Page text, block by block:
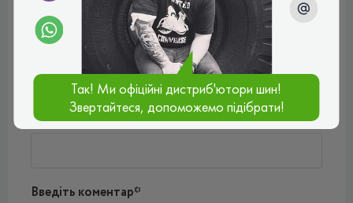
Написати коментар
Ім'я*
Ваш e-mail*
Введіть коментар*
Так! Ми офіційні дистриб'ютори шин!
Звертайтеся, допоможемо підібрати!